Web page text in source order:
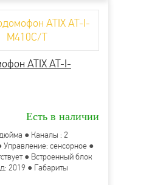
ATIX AT-I-
Есть в наличии
● Каналы : 2
Управление: сенсорное ●
● Встроенный блок
2019 ● Габариты